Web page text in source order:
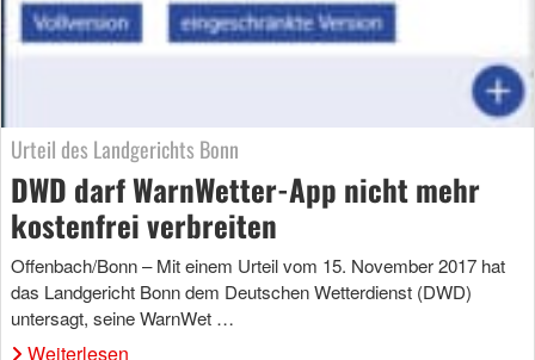
Urteil des Landgerichts Bonn
DWD darf WarnWetter-App nicht mehr
kostenfrei verbreiten
Offenbach/Bonn – Mit einem Urteil vom 15. November 2017 hat
das Landgericht Bonn dem Deutschen Wetterdienst (DWD)
untersagt, seine WarnWet …
Weiterlesen